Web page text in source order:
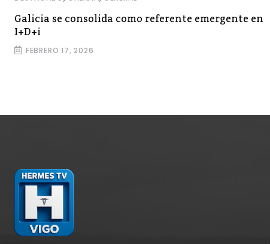
Galicia se consolida como referente emergente en
I+D+i
FEBRERO 17, 2026